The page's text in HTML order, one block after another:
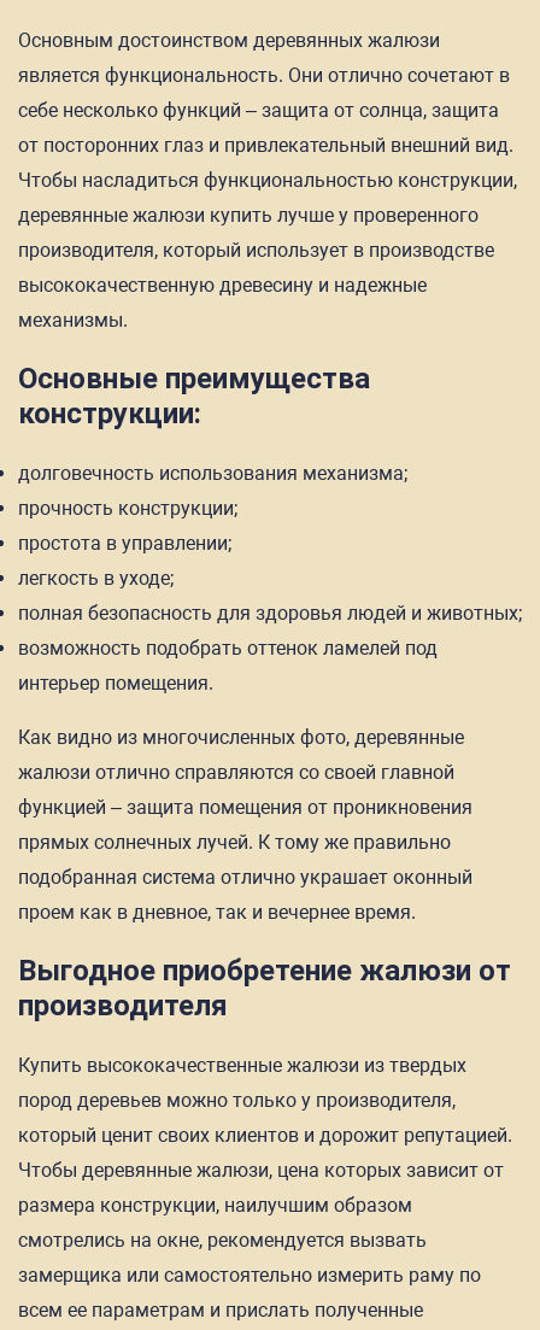
Основным достоинством деревянных жалюзи
является функциональность. Они отлично сочетают в
себе несколько функций – защита от солнца, защита
от посторонних глаз и привлекательный внешний вид.
Чтобы насладиться функциональностью конструкции,
деревянные жалюзи купить лучше у проверенного
производителя, который использует в производстве
высококачественную древесину и надежные
механизмы.
Основные преимущества
конструкции:
долговечность использования механизма;
прочность конструкции;
простота в управлении;
легкость в уходе;
полная безопасность для здоровья людей и животных;
возможность подобрать оттенок ламелей под
интерьер помещения.
Как видно из многочисленных фото, деревянные
жалюзи отлично справляются со своей главной
функцией – защита помещения от проникновения
прямых солнечных лучей. К тому же правильно
подобранная система отлично украшает оконный
проем как в дневное, так и вечернее время.
Выгодное приобретение жалюзи от
производителя
Купить высококачественные жалюзи из твердых
пород деревьев можно только у производителя,
который ценит своих клиентов и дорожит репутацией.
Чтобы деревянные жалюзи, цена которых зависит от
размера конструкции, наилучшим образом
смотрелись на окне, рекомендуется вызвать
замерщика или самостоятельно измерить раму по
всем ее параметрам и прислать полученные